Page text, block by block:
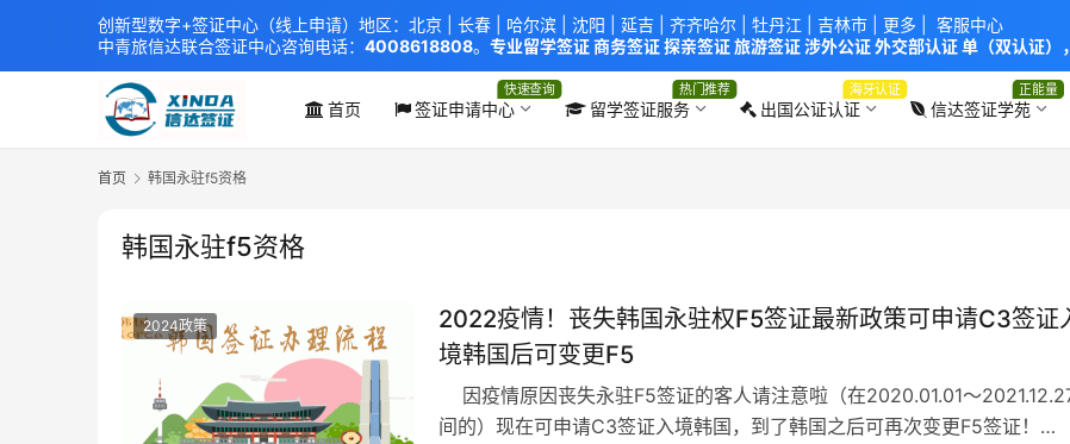
首页 签证申请中心
快速查询
留学签证服务
热门推荐
出国公证认证
海牙认证
信达签证学苑
正能量
首页 韩国永驻f5资格
韩国永驻f5资格
2024政策
2022疫情！丧失韩国永驻权F5签证最新政策可申请C3签证
境韩国后可变更F5
因疫情原因丧失永驻F5签证的客人请注意啦（在2020.01.01～
间的）现在可申请C3签证入境韩国，到了韩国之后可再次变更F5签证！
创新型数字+签证中心（线上申请）地区：北京 | 长春 哈尔滨 沈阳 延吉 | 齐齐哈尔 | 牡丹江 吉林市 | 更多 | 客服中心
中青旅信达联合签证中心咨询电话： 4008618808。 专业留学签证 商务签证 探亲签证 旅游签证 涉外公证 外交部认证 单（双认证
xindavisa01 免责声明：本站非政府网站，不隶属于大使馆！提供服务机构：信达出入境服务有限公司/中青国际旅行社有限公司.专
外交部认证 单（双认证），海牙认证。